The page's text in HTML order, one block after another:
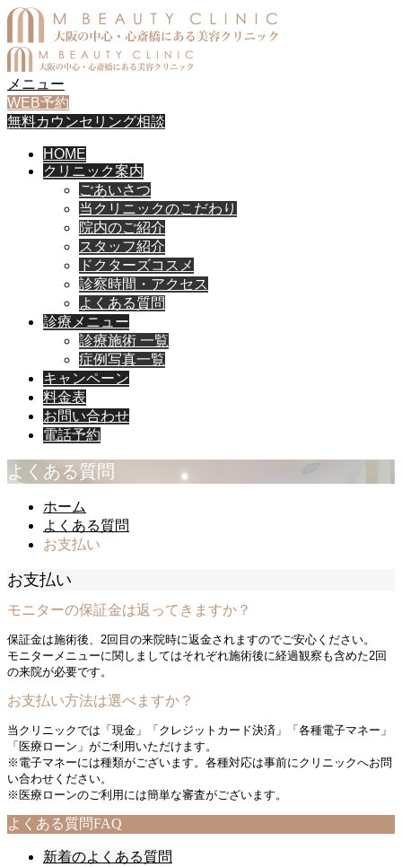
メニュー
WEB予約
無料カウンセリング相談
HOME
クリニック案内
ごあいさつ
当クリニックのこだわり
院内のご紹介
スタッフ紹介
ドクターズコスメ
診察時間・アクセス
よくある質問
診療メニュー
診療施術 一覧
症例写真一覧
キャンペーン
料金表
お問い合わせ
電話予約
よくある質問
ホーム
よくある質問
お支払い
お支払い
モニターの保証金は返ってきますか？
保証金は施術後、2回目の来院時に返金されますのでご安心ください。
モニターメニューに関しましてはそれぞれ施術後に経過観察も含めた2回
の来院が必要です。
お支払い方法は選べますか？
当クリニックでは「現金」「クレジットカード決済」「各種電子マネー」
「医療ローン」がご利用いただけます。
※電子マネーには種類がございます。各種対応は事前にクリニックへお問
い合わせください。
※医療ローンのご利用には簡単な審査がございます。
よくある質問FAQ
新着のよくある質問